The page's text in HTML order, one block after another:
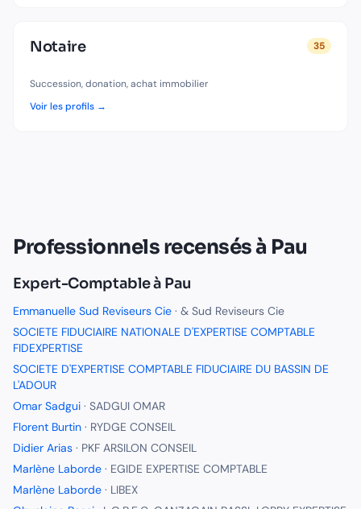
Notaire 35
Succession, donation, achat immobilier
Voir les profils →
Professionnels recensés à Pau
Expert-Comptableà Pau
Emmanuelle Sud Reviseurs Cie · & Sud Reviseurs Cie
SOCIETE FIDUCIAIRE NATIONALE D'EXPERTISE COMPTABLE
FIDEXPERTISE
SOCIETE D'EXPERTISE COMPTABLE FIDUCIAIRE DU BASSIN DE
L'ADOUR
Omar Sadgui · SADGUI OMAR
Florent Burtin · RYDGE CONSEIL
Didier Arias · PKF ARSILON CONSEIL
Marlène Laborde · EGIDE EXPERTISE COMPTABLE
Marlène Laborde · LIBEX